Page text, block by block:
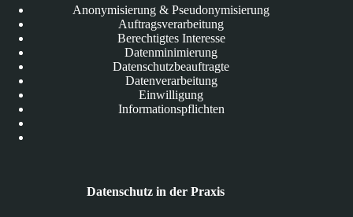
Anonymisierung & Pseudonymisierung
Auftragsverarbeitung
Berechtigtes Interesse
Datenminimierung
Datenschutzbeauftragte
Datenverarbeitung
Einwilligung
Informationspflichten
Datenschutz in der Praxis